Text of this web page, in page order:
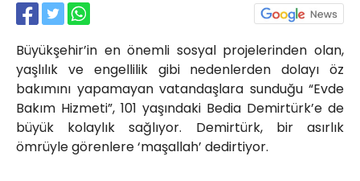
Büyükşehir’in en önemli sosyal projelerinden olan,
yaşlılık ve engellilik gibi nedenlerden dolayı öz
bakımını yapamayan vatandaşlara sunduğu “Evde
Bakım Hizmeti”, 101 yaşındaki Bedia Demirtürk’e de
büyük kolaylık sağlıyor. Demirtürk, bir asırlık
ömrüyle görenlere ‘maşallah’ dedirtiyor.
Akkavaklar Caddesi No:17/4 İzmit-
KOCAELİ
kocaelisokak@gmail.com